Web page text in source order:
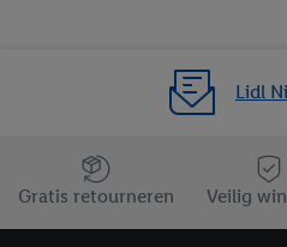
Lidl
Jouw voordelen bij ons als Lidl
Gratis retourneren
Veilig